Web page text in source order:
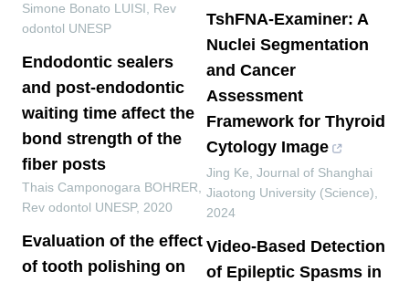
Simone Bonato LUISI
Rev
odontol UNESP
Endodontic sealers
and post-endodontic
waiting time affect the
bond strength of the
fiber posts
Thais Camponogara BOHRER
Rev odontol UNESP, 2020
Evaluation of the effect
of tooth polishing on
TshFNA-Examiner: A
Nuclei Segmentation
and Cancer
Assessment
Framework for Thyroid
Cytology Image
Jing Ke Journal of Shanghai
Jiaotong University (Science)
2024
Video-Based Detection
of Epileptic Spasms in